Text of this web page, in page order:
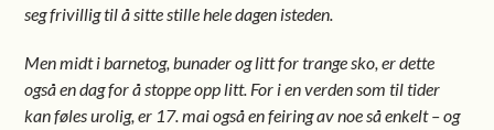
seg frivillig til å sitte stille hele dagen isteden.
Men midt i barnetog, bunader og litt for trange sko, er dette
også en dag for å stoppe opp litt. For i en verden som til tider
kan føles urolig, er 17. mai også en feiring av noe så enkelt – og